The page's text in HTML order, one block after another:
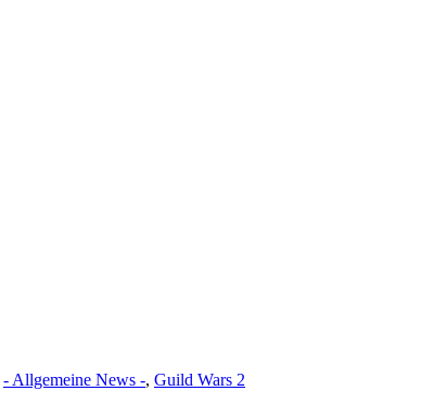
- Allgemeine News -, Guild Wars 2